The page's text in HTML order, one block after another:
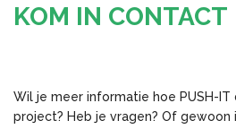
KOM IN CONTACT
Wil je meer informatie hoe PUSH-
project? Heb je vragen? Of gewoon